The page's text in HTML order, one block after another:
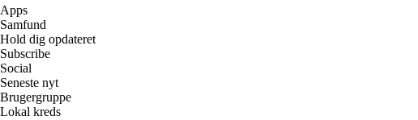
Apps
Samfund
Hold dig opdateret
Subscribe
Social
Seneste nyt
Brugergruppe
Lokal kreds